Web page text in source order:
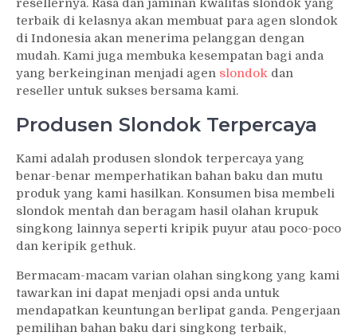
terbaik di kelasnya akan membuat para agen slondok
di Indonesia akan menerima pelanggan dengan
mudah. Kami juga membuka kesempatan bagi anda
yang berkeinginan menjadi agen slondok dan
reseller untuk sukses bersama kami.
Produsen Slondok Terpercaya
Kami adalah produsen slondok terpercaya yang
benar-benar memperhatikan bahan baku dan mutu
produk yang kami hasilkan. Konsumen bisa membeli
slondok mentah dan beragam hasil olahan krupuk
singkong lainnya seperti kripik puyur atau poco-poco
dan keripik gethuk.
Bermacam-macam varian olahan singkong yang kami
tawarkan ini dapat menjadi opsi anda untuk
mendapatkan keuntungan berlipat ganda. Pengerjaan
pemilihan bahan baku dari singkong terbaik,